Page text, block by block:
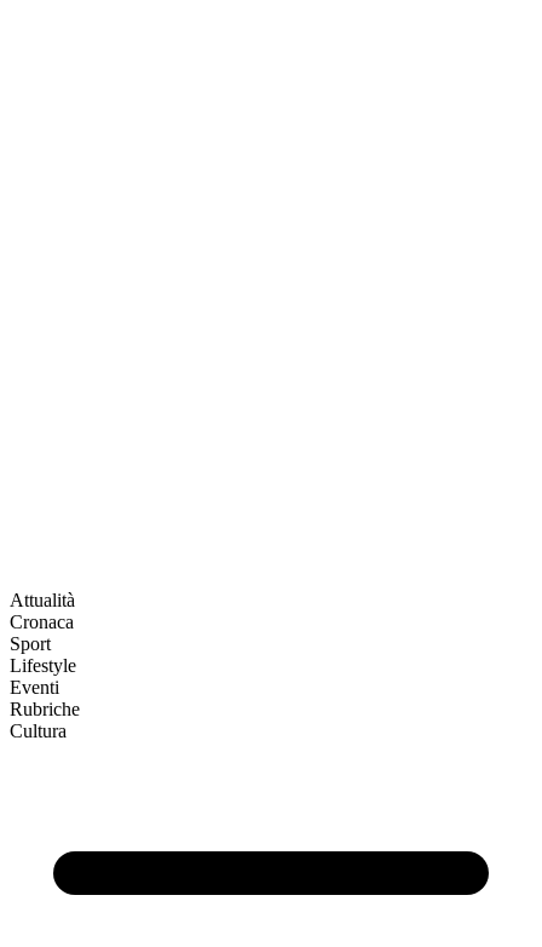
Attualità
Cronaca
Sport
Lifestyle
Eventi
Rubriche
Cultura